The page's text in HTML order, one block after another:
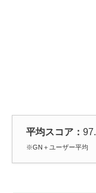
平均スコア：
※GN＋ユーザー平均